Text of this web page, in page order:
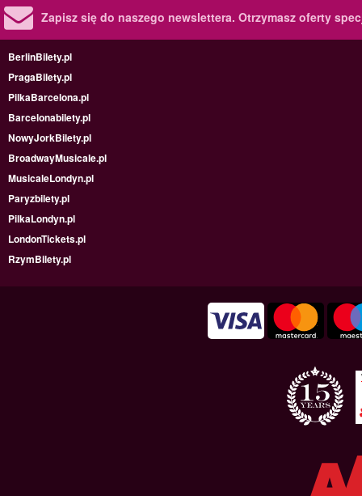
Zapisz się do naszego newslettera. Otrzymasz oferty
BerlinBilety.pl
PragaBilety.pl
PilkaBarcelona.pl
Barcelonabilety.pl
NowyJorkBilety.pl
BroadwayMusicale.pl
MusicaleLondyn.pl
Paryzbilety.pl
PilkaLondyn.pl
LondonTickets.pl
RzymBilety.pl